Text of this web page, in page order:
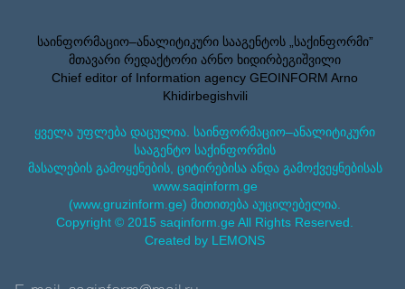
საინფორმაციო–ანალიტიკური სააგენტოს „საქინფორმი”
მთავარი რედაქტორი არნო ხიდირბეგიშვილი
Chief editor of Information agency GEOINFORM Arno
Khidirbegishvili
ყველა უფლება დაცულია. საინფორმაციო–ანალიტიკური
სააგენტო საქინფორმის
მასალების გამოყენების, ციტირებისა ანდა გამოქვეყნებისას
www.saqinform.ge
(www.gruzinform.ge) მითითება აუცილებელია.
Copyright © 2015 saqinform.ge All Rights Reserved.
Created by LEMONS